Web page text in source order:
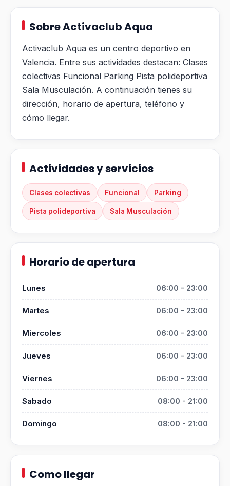
Sobre Activaclub Aqua
Activaclub Aqua es un centro deportivo en
Valencia. Entre sus actividades destacan: Clases
colectivas Funcional Parking Pista polideportiva
Sala Musculación. A continuación tienes su
dirección, horario de apertura, teléfono y
cómo llegar.
Actividades y servicios
Clases colectivas Funcional Parking
Pista polideportiva Sala Musculación
Horario de apertura
Lunes 06:00 - 23:00
Martes 06:00 - 23:00
Miercoles 06:00 - 23:00
Jueves 06:00 - 23:00
Viernes 06:00 - 23:00
Sabado 08:00 - 21:00
Domingo 08:00 - 21:00
Como llegar